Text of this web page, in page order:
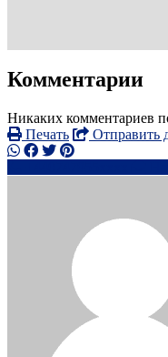
Комментарии
Никаких комментариев
Печать
Отправить